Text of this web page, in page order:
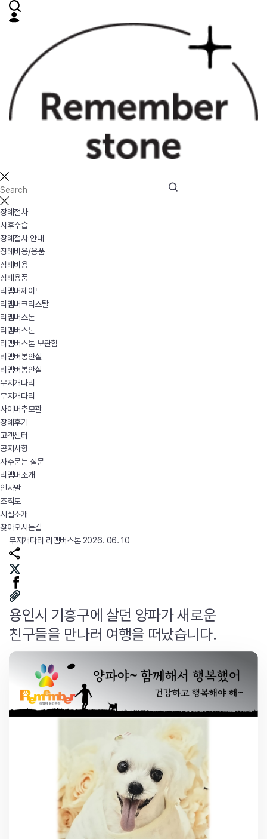
장례절차
사후수습
장례절차 안내
장례비용/용품
장례비용
장례용품
리멤버제이드
리멤버크리스탈
리멤버스톤
리멤버스톤
리멤버스톤 보관함
리멤버봉안실
리멤버봉안실
무지개다리
무지개다리
사이버추모관
장례후기
고객센터
공지사항
자주묻는 질문
리멤버소개
인사말
조직도
시설소개
찾아오시는길
무지개다리 리멤버스톤 2026. 06. 10
용인시 기흥구에 살던 양파가 새로운
친구들을 만나러 여행을 떠났습니다.